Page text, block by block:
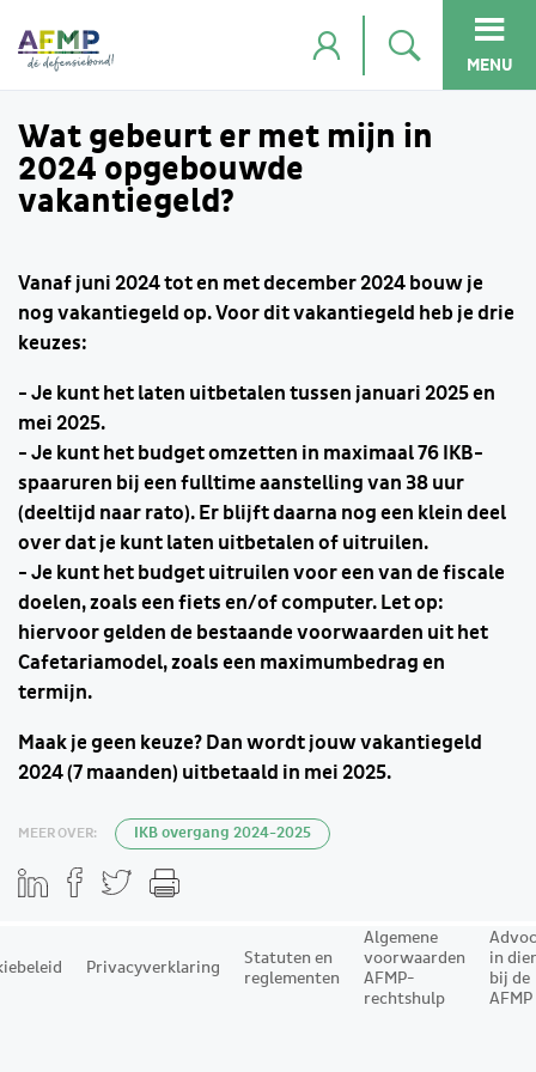
MENU
Wat gebeurt er met mijn in
2024 opgebouwde
vakantiegeld?
Vanaf juni 2024 tot en met december 2024 bouw je
nog vakantiegeld op. Voor dit vakantiegeld heb je drie
keuzes:
- Je kunt het laten uitbetalen tussen januari 2025 en
mei 2025.
- Je kunt het budget omzetten in maximaal76 IKB-
spaaruren bij een fulltime aanstelling van 38 uur
(deeltijd naar rato). Er blijft daarna nog een klein deel
over dat je kunt laten uitbetalen of uitruilen.
- Je kunt het budget uitruilen voor een van de fiscale
doelen, zoals een fiets en/of computer. Let op:
hiervoor gelden de bestaande voorwaarden uit het
Cafetariamodel, zoals een maximumbedrag en
termijn.
Maak je geen keuze? Dan wordt jouw vakantiegeld
2024 (7 maanden) uitbetaald in mei 2025.
MEER OVER: IKB overgang 2024-2025
Privacyverklaring
Statuten en
reglementen
Algemene
voorwaarden
AFMP-
rechtshulp
in
bij de
AFMP